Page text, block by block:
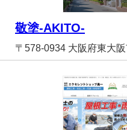
敬塗-AKITO-
〒578-0934 大阪府東大